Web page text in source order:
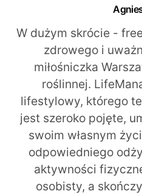
W dużym skrócie -
zdrowego i
miłośniczka
roślinnej.
lifestylowy, którego
jest szeroko pojęte,
swoim własnym
odpowiedniego
aktywności
osobisty, a